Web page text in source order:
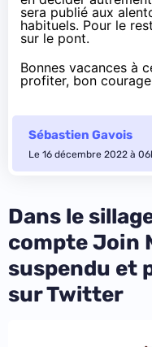
sera publié aux
habituels. Pour le
sur le pont.
Bonnes vacances à
profiter, bon
Sébastien Gavois
Le 16 décembre 2022 à
Dans le
compte Join
suspendu et
sur Twitter